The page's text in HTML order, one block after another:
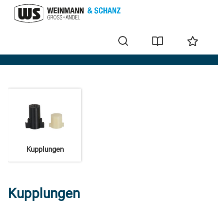
elco KLöckner
Kupplungen
Kupplungen